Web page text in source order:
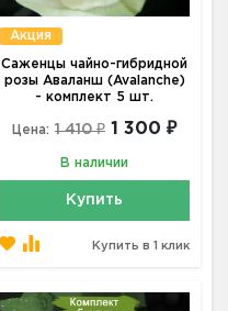
Акция
Саженцы чайно-гибридной
розы Аваланш (Avalanche)
- комплект 5 шт.
Цена: 1 410 ₽ 1 300 ₽
В наличии
Купить
Купить в 1 клик